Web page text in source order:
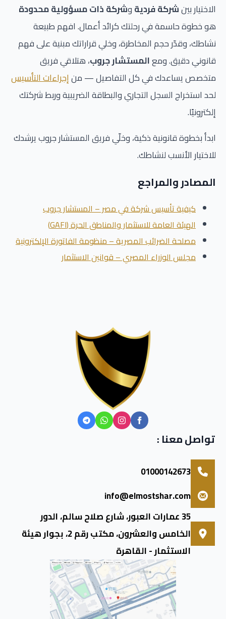
الاختيار بينشركة فرديةوشركة ذات مسؤولية محدودة
هو خطوة حاسمة في رحلتك كرائد أعمال. افهم طبيعة
نشاطك، وقدّر حجم المخاطرة، وخلي قراراتك مبنية على فهم
قانوني دقيق. ومعالمستشار جروب، هتلاقي فريق
متخصص يساعدك في كل التفاصيل — منإجراءات التأسيس
لحد استخراج السجل التجاري والبطاقة الضريبية وربط شركتك
إلكترونيًا.
ابدأ بخطوة قانونية ذكية، وخلّي فريق المستشار جروب يرشدك
للاختيار الأنسب لنشاطك.
المصادر والمراجع
كيفية تأسيس شركة في مصر – المستشار جروب
الهيئة العامة للاستثمار والمناطق الحرة (GAFI)
مصلحة الضرائب المصرية – منظومة الفاتورة الإلكترونية
مجلس الوزراء المصري – قوانين الاستثمار
تواصل معنا :
01000142673
info@elmostshar.com
35 عمارات العبور، شارع صلاح سالم، الدور
الخامس والعشرون، مكتب رقم 2، بجوار هيئة
الاستثمار - القاهرة